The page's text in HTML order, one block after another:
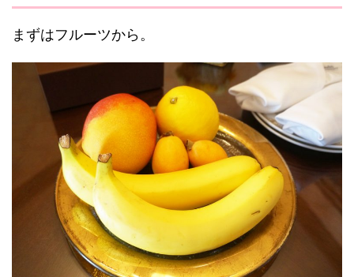
まずはフルーツから。